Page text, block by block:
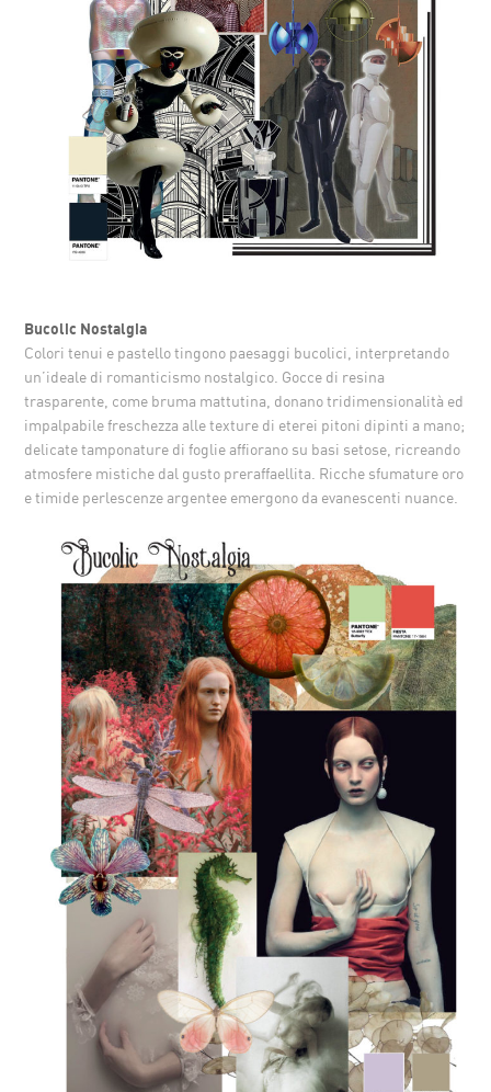
Bucolic Nostalgia
Colori tenui e pastello tingono paesaggi bucolici, interpretando
un’ideale di romanticismo nostalgico. Gocce di resina
trasparente, come bruma mattutina, donano tridimensionalità ed
impalpabile freschezza alle texture di eterei pitoni dipinti a mano;
delicate tamponature di foglie affiorano su basi setose, ricreando
atmosfere mistiche dal gusto preraffaellita. Ricche sfumature oro
e timide perlescenze argentee emergono da evanescenti nuance.